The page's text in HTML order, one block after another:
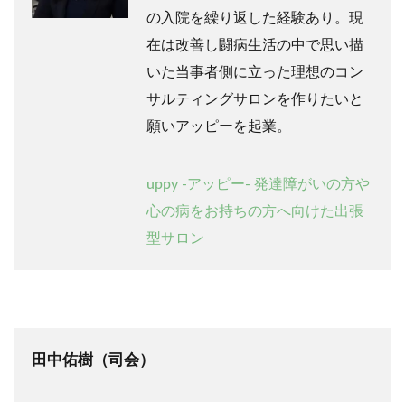
の入院を繰り返した経験あり。現
在は改善し闘病生活の中で思い描
いた当事者側に立った理想のコン
サルティングサロンを作りたいと
願いアッピーを起業。
uppy -アッピー- 発達障がいの方や
心の病をお持ちの方へ向けた出張
型サロン
田中佑樹（司会）